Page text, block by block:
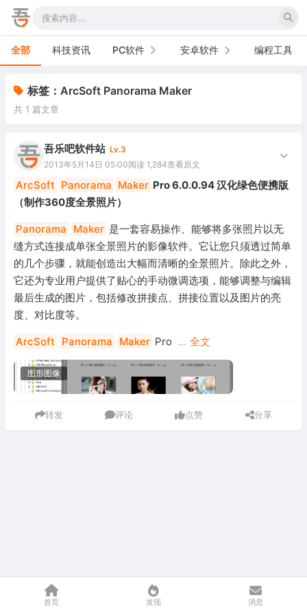
首页 发现 消息
全部 科技资讯 PC软件
办公软件
网络软件
图形图像
游戏娱乐
安全防御
系统下载
系统工具
安卓软件
手机软件
电视软件
车机软件
编程工具
标签：ArcSoft Panorama Maker
共 1 篇文章
吾乐吧软件站 Lv.3
2013年5月14日 05:00阅读 1,284查看原文
ArcSoft Panorama Maker Pro 6.0.0.94 汉化绿色便携版
（制作360度全景照片）
Panorama Maker 是一套容易操作、能够将多张照片以无
缝方式连接成单张全景照片的影像软件。它让您只须透过简单
的几个步骤，就能创造出大幅而清晰的全景照片。除此之外，
它还为专业用户提供了贴心的手动微调选项，能够调整与编辑
最后生成的图片，包括修改拼接点、拼接位置以及图片的亮
度、对比度等。
ArcSoft Panorama Maker Pro ... 全文
图形图像
转发 评论 点赞 分享